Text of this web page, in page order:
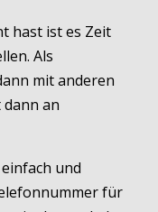
hast ist es Zeit
Als
mit anderen
dann an
und
für